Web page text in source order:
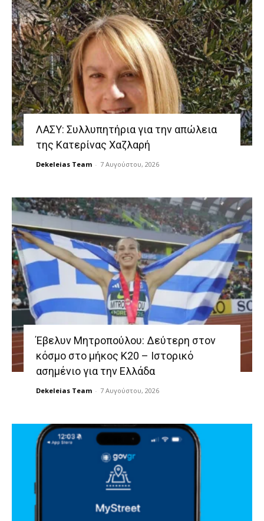
ΛΑΣΥ: Συλλυπητήρια για την απώλεια
της Κατερίνας Χαζλαρή
Dekeleias Team - 7 Αυγούστου, 2026
Έβελυν Μητροπούλου: Δεύτερη στον
κόσμο στο μήκος Κ20 – Ιστορικό
ασημένιο για την Ελλάδα
Dekeleias Team - 7 Αυγούστου, 2026